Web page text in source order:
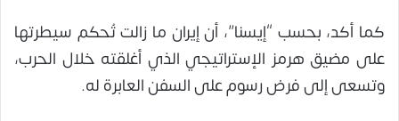
كما أكد، بحسب “إيسنا”، أن إيران ما زالت تُحكم سيطرتها
على مضيق هرمز الإستراتيجي الذي أغلقته خلال الحرب،
وتسعى إلى فرض رسوم على السفن العابرة له.